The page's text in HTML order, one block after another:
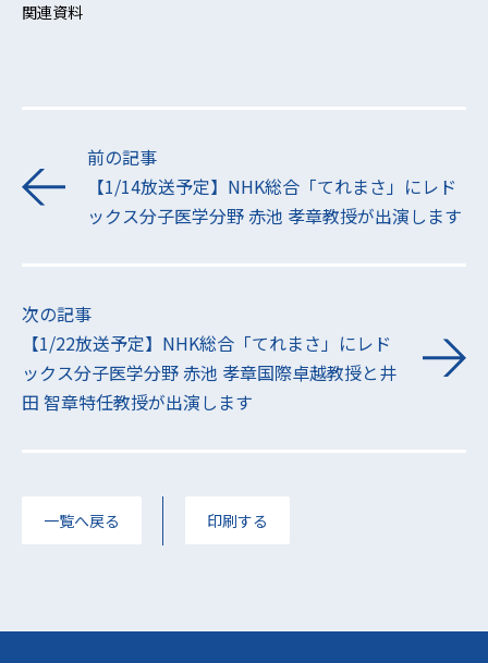
関連資料
前の記事
【1/14放送予定】NHK総合「てれまさ」にレド
ックス分子医学分野 赤池 孝章教授が出演します
次の記事
【1/22放送予定】NHK総合「てれまさ」にレド
ックス分子医学分野 赤池 孝章国際卓越教授と井
田 智章特任教授が出演します
一覧へ戻る 印刷する